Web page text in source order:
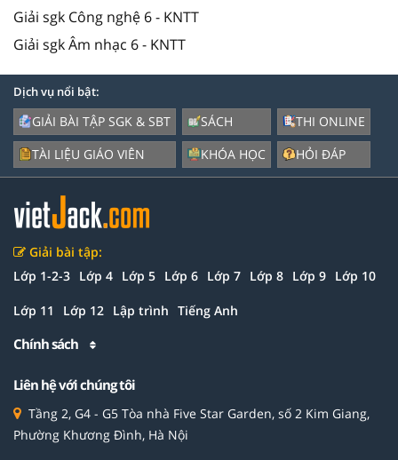
Giải sgk Công nghệ 6 - KNTT
Giải sgk Âm nhạc 6 - KNTT
Dịch vụ nổi bật:
GIẢI BÀI TẬP SGK & SBT
TÀI LIỆU GIÁO VIÊN
SÁCH
KHÓA HỌC
THI ONLINE
HỎI ĐÁP
Giải bài tập:
Lớp 1-2-3 Lớp 4 Lớp 5 Lớp 6 Lớp 7 Lớp 8 Lớp 9 Lớp 10
Lớp 11 Lớp 12 Lập trình Tiếng Anh
Chính sách
Liên hệ với chúng tôi
Tầng 2, G4 - G5 Tòa nhà Five Star Garden, số 2 Kim Giang,
Phường Khương Đình, Hà Nội